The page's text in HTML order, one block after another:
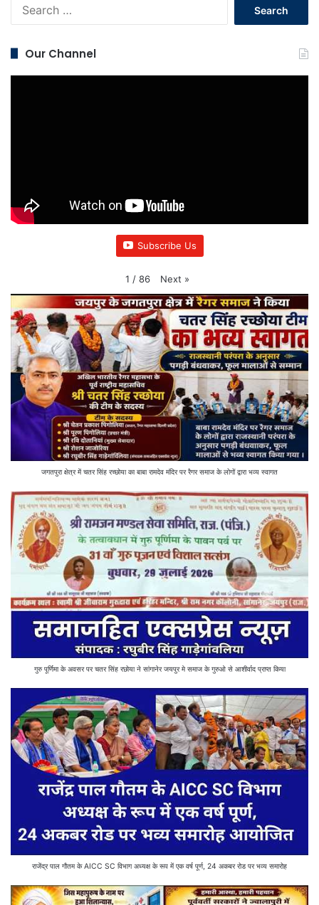
Our Channel
Subscribe Us
1 / 86 Next »
जगतपुरा क्षेत्र में चतर सिंह रच्छोया का बाबा रामदेव मंदिर पर रैगर समाज के लोगों द्वारा भव्य स्वागत
गुरु पूर्णिमा के अवसर पर चतर सिंह रछोया ने सांगानेर जयपुर मे समाज के गुरुओ से आशीर्वाद प्राप्त किया
राजेंद्र पाल गौतम के AICC SC विभाग अध्यक्ष के रूप में एक वर्ष पूर्ण, 24 अकबर रोड पर भव्य समारोह